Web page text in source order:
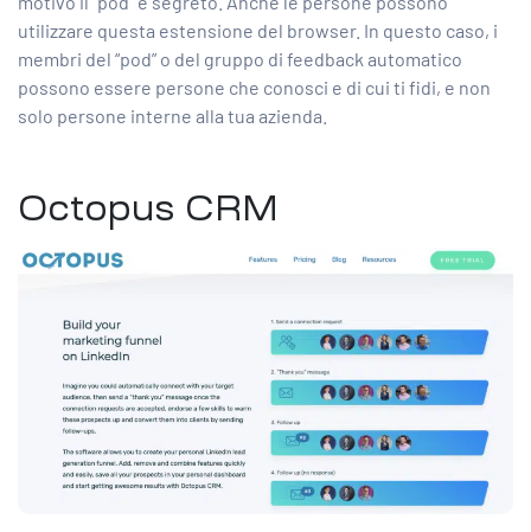
utilizzare questa estensione del browser. In questo caso, i
membri del “pod” o del gruppo di feedback automatico
possono essere persone che conosci e di cui ti fidi, e non
solo persone interne alla tua azienda.
Octopus CRM